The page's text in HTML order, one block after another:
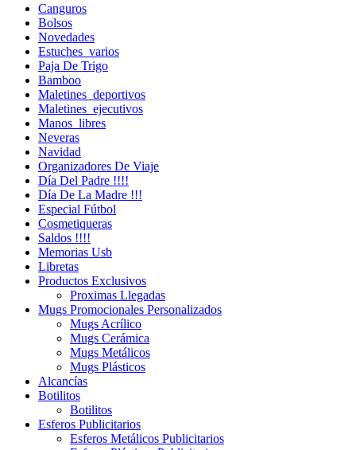
Canguros
Bolsos
Novedades
Estuches_varios
Paja De Trigo
Bamboo
Maletines_deportivos
Maletines_ejecutivos
Manos_libres
Neveras
Navidad
Organizadores De Viaje
Día Del Padre !!!!
Día De La Madre !!!
Especial Fútbol
Cosmetiqueras
Saldos !!!!
Memorias Usb
Libretas
Productos Exclusivos
Proximas Llegadas
Mugs Promocionales Personalizados
Mugs Acrílico
Mugs Cerámica
Mugs Metálicos
Mugs Plásticos
Alcancías
Botilitos
Botilitos
Esferos Publicitarios
Esferos Metálicos Publicitarios